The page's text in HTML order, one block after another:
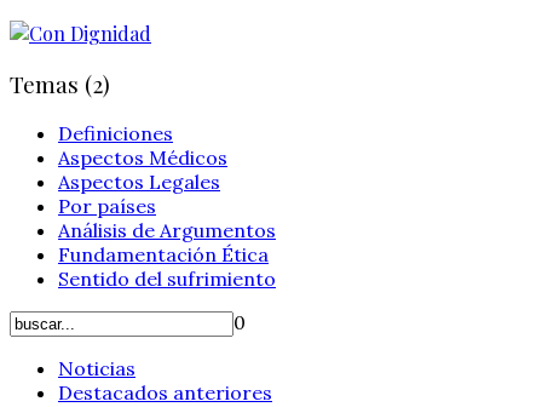
Temas (2)
Definiciones
Aspectos Médicos
Aspectos Legales
Por países
Análisis de Argumentos
Fundamentación Ética
Sentido del sufrimiento
0
Noticias
Destacados anteriores